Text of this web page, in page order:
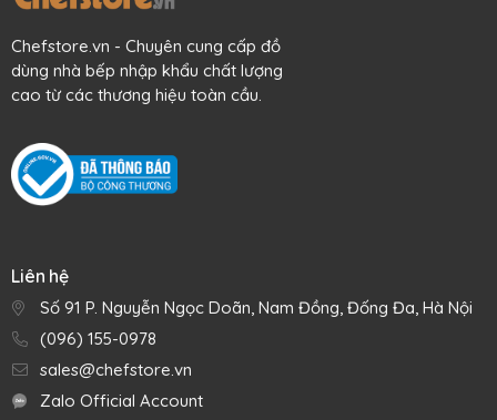
Chefstore.vn - Chuyên cung cấp đồ
dùng nhà bếp nhập khẩu chất lượng
cao từ các thương hiệu toàn cầu.
Liên hệ
Số 91 P. Nguyễn Ngọc Doãn, Nam Đồng, Đống Đa, Hà Nội
(096) 155-0978
sales@chefstore.vn
Zalo Official Account